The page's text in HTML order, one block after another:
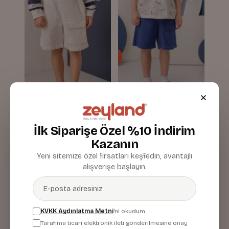
Erkek Çoçuk Kargo
Çepli Kısa Şort
Beyaz
Erkek Çoçuk Kargo
Çepli Kısa Şort
Lacivert
929,90 TL
İlk Siparişe Özel %10 İndirim
Kazanın
Yeni sitemize özel fırsatları keşfedin, avantajlı
alışverişe başlayın.
KVKK Aydınlatma Metni'ni okudum.
Tarafıma ticari elektronik ileti gönderilmesine onay